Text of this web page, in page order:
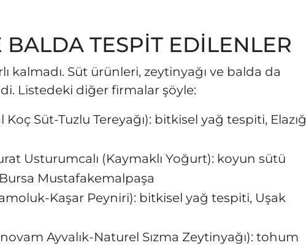
BALDA TESPİT EDİLENLER
kalmadı. Süt ürünleri, zeytinyağı ve balda da
Listedeki diğer firmalar şöyle:
Koç Süt-Tuzlu Tereyağı): bitkisel yağ tespiti, Elazığ
Usturumcalı (Kaymaklı Yoğurt): koyun sütü
Mustafakemalpaşa
Kaşar Peyniri): bitkisel yağ tespiti, Uşak
Ayvalık-Naturel Sızma Zeytinyağı): tohum